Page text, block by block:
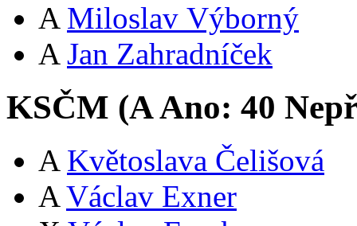
A Miloslav Výborný
A Jan Zahradníček
KSČM (AAno: 40
A Květoslava Čelišová
A Václav Exner